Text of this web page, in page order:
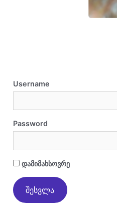
Username
Password
დამიმახსოვრე